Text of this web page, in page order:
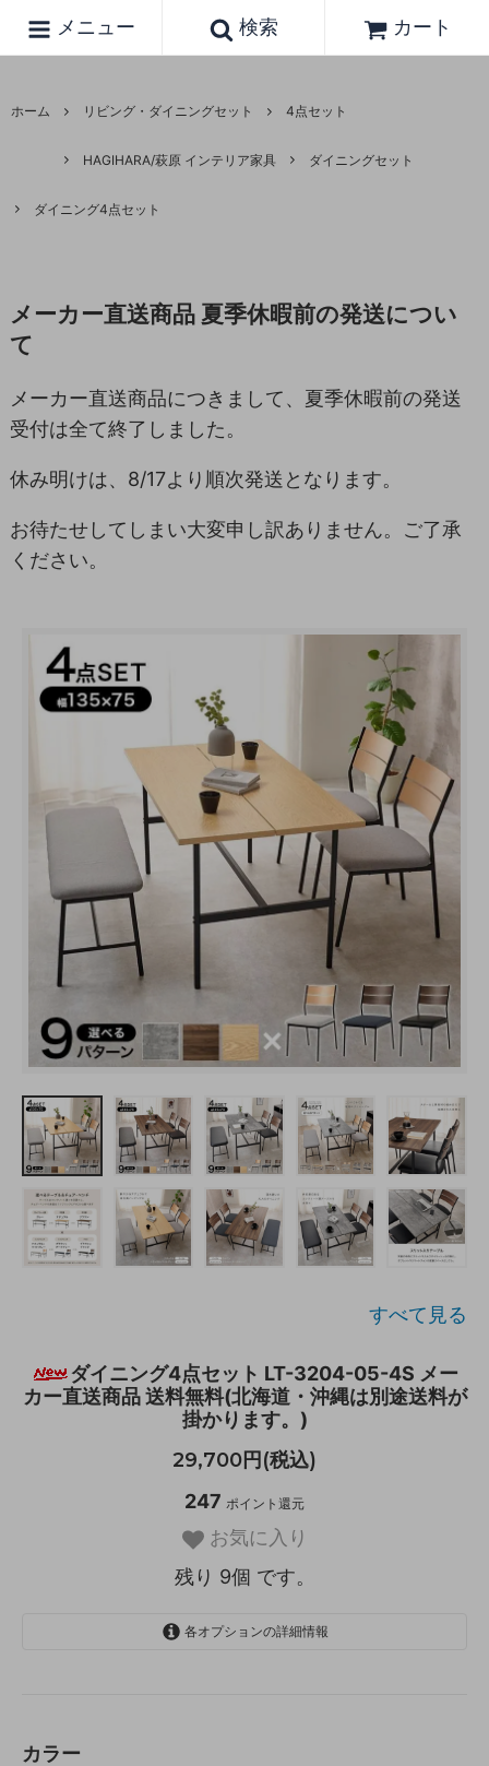
メニュー 検索 カート
ホーム リビング・ダイニングセット 4点セット
HAGIHARA/萩原 インテリア家具 ダイニングセット
ダイニング4点セット
メーカー直送商品 夏季休暇前の発送につい
て
メーカー直送商品につきまして、夏季休暇前の発送
受付は全て終了しました。
休み明けは、8/17より順次発送となります。
お待たせしてしまい大変申し訳ありません。ご了承
ください。
すべて見る
ダイニング4点セット LT-3204-05-4S メー
カー直送商品 送料無料(北海道・沖縄は別途送料が
掛かります。)
29,700円(税込)
247 ポイント還元
お気に入り
残り 9個 です。
各オプションの詳細情報
カラー